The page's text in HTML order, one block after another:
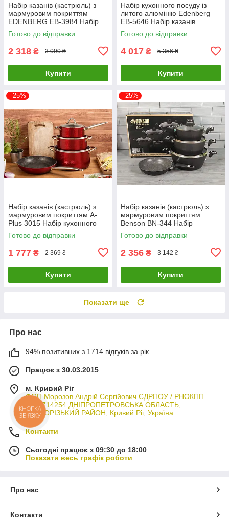
Набір казанів (кастрюль) з
мармуровим покриттям
EDENBERG EB-3984 Набір
кухонного посуду 8 предметів
Готово до відправки
2 318 ₴ 3 090 ₴
Купити
Набір кухонного посуду із
литого алюмінію Edenberg
EB-5646 Набір казанів
(кастрюль) 12 предметів
Готово до відправки
4 017 ₴ 5 356 ₴
Купити
–25%
Набір казанів (кастрюль) з
мармуровим покриттям A-
Plus 3015 Набір кухонного
посуду 7 предметів
(Червоний)
Готово до відправки
1 777 ₴ 2 369 ₴
Купити
–25%
Набір казанів (кастрюль) з
мармуровим покриттям
Benson BN-344 Набір
кухонного посуду 7 предметів
Готово до відправки
2 356 ₴ 3 142 ₴
Купити
Показати ще
Про нас
94% позитивних з 1714 відгуків за рік
Працює з 30.03.2015
м. Кривий Ріг
ФОП Морозов Андрій Сергійович ЄДРПОУ / РНОКПП
3044714254 ДНІПРОПЕТРОВСЬКА ОБЛАСТЬ,
КРИВОРІЗЬКИЙ РАЙОН, Кривий Ріг, Україна
Контакти
Сьогодні працює з 09:30 до 18:00
Показати весь графік роботи
Про нас
Контакти
КНОПКА
ЗВ'ЯЗКУ